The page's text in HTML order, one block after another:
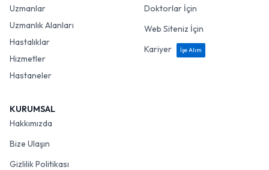
Uzmanlar
Uzmanlık Alanları
Hastalıklar
Hizmetler
Hastaneler
Doktorlar İçin
Web Siteniz İçin
Kariyer
İşe Alım
KURUMSAL
Hakkımızda
Bize Ulaşın
Gizlilik Politikası